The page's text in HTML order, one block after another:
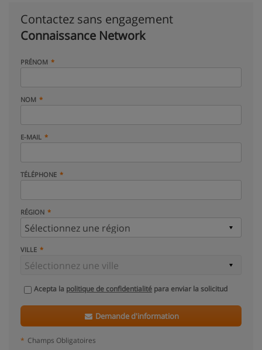
Contactez sans engagement
Connaissance Network
PRÉNOM
NOM
E-MAIL
TÉLÉPHONE
RÉGION
VILLE
Acepta la politique de confidentialité para enviar la solicitud
Demande d'information
* Champs Obligatoires